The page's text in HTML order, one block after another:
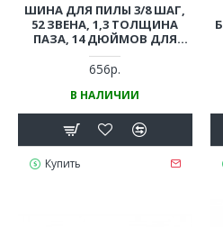
ШИНА ДЛЯ ПИЛЫ 3/8 ШАГ,
52 ЗВЕНА, 1,3 ТОЛЩИНА
ПАЗА, 14 ДЮЙМОВ ДЛЯ
PARTNER, POULAN И ПР.
656р.
В НАЛИЧИИ
Купить